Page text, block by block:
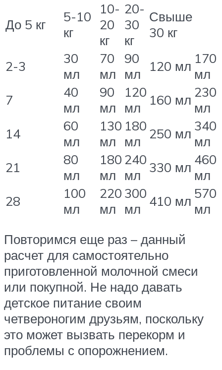
До 5 кг
5-10
кг
10-
20
кг
20-
30
кг
Свыше
30 кг
2-3
30
мл
70
мл
90
мл
120 мл 170
мл
7
40
мл
90
мл
120
мл
160 мл 230
мл
14
60
мл
130
мл
180
мл 250 мл 340
мл
21
80
мл
180
мл
240
мл 330 мл 460
мл
28
100
мл
220
мл
300
мл 410 мл 570
мл
Повторимся еще раз – данный
расчет для самостоятельно
приготовленной молочной смеси
или покупной. Не надо давать
детское питание своим
четвероногим друзьям, поскольку
это может вызвать перекорм и
проблемы с опорожнением.